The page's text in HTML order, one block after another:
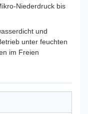
Niederdruck bis
und
unter feuchten
im Freien